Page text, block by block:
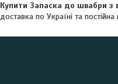
Купити Запаска до швабри з
доставка по Україні та постійна